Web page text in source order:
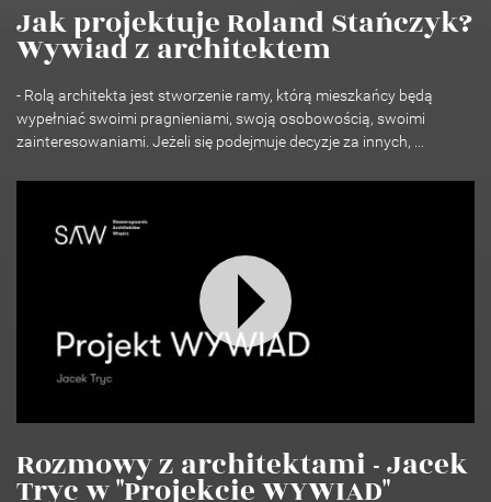
Jak projektuje Roland Stańczyk?
Wywiad z architektem
- Rolą architekta jest stworzenie ramy, którą mieszkańcy będą
wypełniać swoimi pragnieniami, swoją osobowością, swoimi
zainteresowaniami. Jeżeli się podejmuje decyzje za innych, ...
Rozmowy z architektami - Jacek
Tryc w "Projekcie WYWIAD"